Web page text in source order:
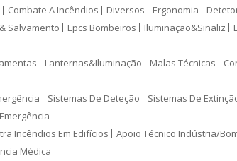
Combate A Incêndios Diversos Ergonomia
Salvamento Epcs Bombeiros Iluminação&Sinaliz
Lanternas&Iluminação Malas Técnicas
Sistemas De Deteção Sistemas De
Emergência
Incêndios Em Edifícios Apoio Técnico Indústria/
Médica